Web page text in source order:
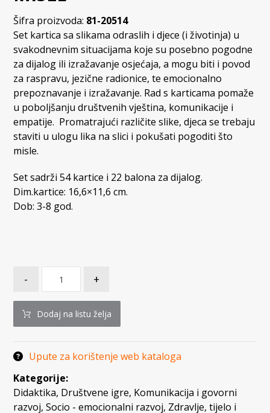
Šifra proizvoda: 81-20514
Set kartica sa slikama odraslih i djece (i životinja) u
svakodnevnim situacijama koje su posebno pogodne
za dijalog ili izražavanje osjećaja, a mogu biti i povod
za raspravu, jezične radionice, te emocionalno
prepoznavanje i izražavanje. Rad s karticama pomaže
u poboljšanju društvenih vještina, komunikacije i
empatije. Promatrajući različite slike, djeca se trebaju
staviti u ulogu lika na slici i pokušati pogoditi što
misle.
Set sadrži 54 kartice i 22 balona za dijalog.
Dim.kartice: 16,6×11,6 cm.
Dob: 3-8 god.
- +
Dodaj na listu želja
Upute za korištenje web kataloga
Kategorije:
Didaktika, Društvene igre, Komunikacija i govorni
razvoj,Socio - emocionalni razvoj, Zdravlje, tijelo i